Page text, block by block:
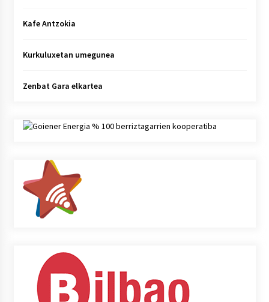
Kafe Antzokia
Kurkuluxetan umegunea
Zenbat Gara elkartea